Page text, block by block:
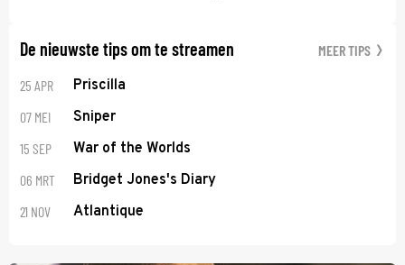
De nieuwste tips om te streamen MEER TIPS
25 APR Priscilla
07 MEI Sniper
15 SEP War of the Worlds
06 MRT Bridget Jones's Diary
21 NOV Atlantique